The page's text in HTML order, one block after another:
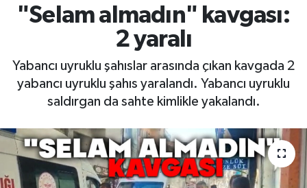
"Selam almadın" kavgası:
2 yaralı
Yabancı uyruklu şahıslar arasında çıkan kavgada 2
yabancı uyruklu şahıs yaralandı. Yabancı uyruklu
saldırgan da sahte kimlikle yakalandı.